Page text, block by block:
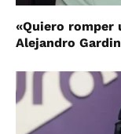
«Quiero romper
Alejandro